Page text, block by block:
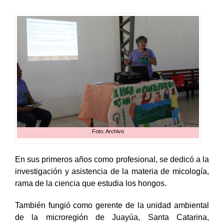
Foto: Archivo
En sus primeros años como profesional, se dedicó a la
investigación y asistencia de la materia de micología,
rama de la ciencia que estudia los hongos.
También fungió como gerente de la unidad ambiental
de la microregión de Juayúa, Santa Catarina,